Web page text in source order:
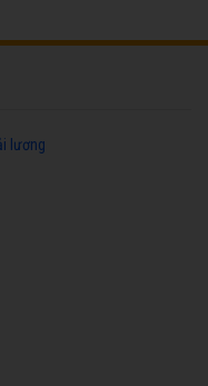
lương